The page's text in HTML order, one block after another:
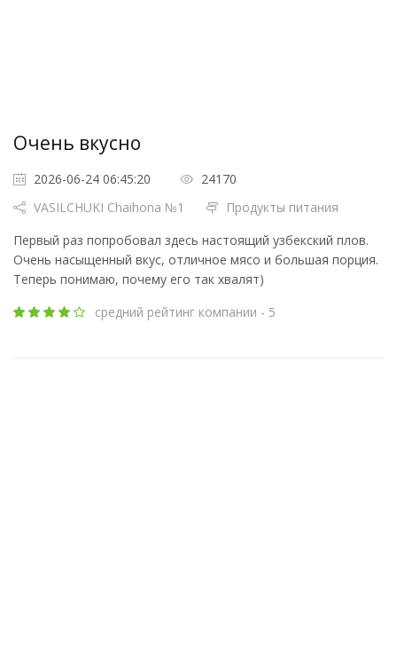
Очень вкусно
2026-06-24 06:45:20
24170
VASILCHUKI Chaihona №1
Продукты питания
Первый раз попробовал здесь настоящий узбекский плов.
Очень насыщенный вкус, отличное мясо и большая порция.
Теперь понимаю, почему его так хвалят)
средний рейтинг компании - 5